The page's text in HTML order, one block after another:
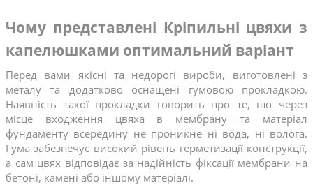
Чому представлені Кріпильні цвяхи з
капелюшками оптимальний варіант
Перед вами якісні та недорогі вироби, виготовлені з
металу та додатково оснащені гумовою прокладкою.
Наявність такої прокладки говорить про те, що через
місце входження цвяха в мембрану та матеріал
фундаменту всередину не проникне ні вода, ні волога.
Гума забезпечує високий рівень герметизації конструкції,
а сам цвях відповідає за надійність фіксації мембрани на
бетоні, камені або іншому матеріалі.